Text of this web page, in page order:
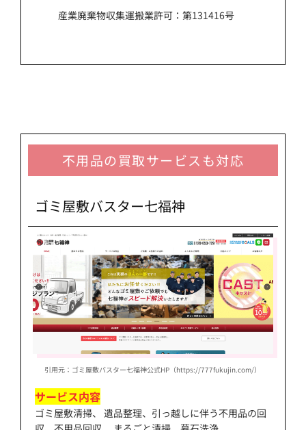
産業廃棄物収集運搬業許可：第131416号
不用品の買取サービスも対応
ゴミ屋敷バスター七福神
引用元：ゴミ屋敷バスター七福神公式HP（https://777fukujin.com/）
サービス内容
ゴミ屋敷清掃、 遺品整理、引っ越しに伴う不用品の回